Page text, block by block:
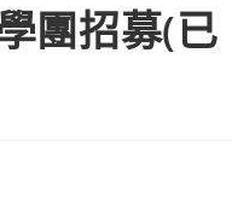
團招募(已